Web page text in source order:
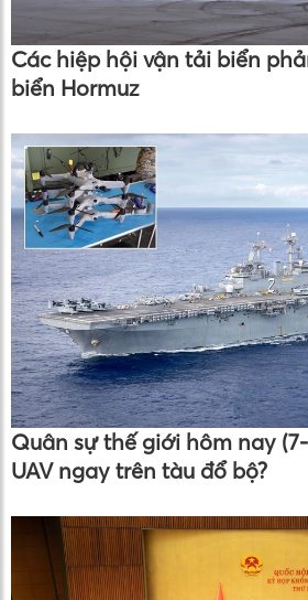
Các hiệp hội vận tải biển
biển Hormuz
Quân sự thế giới hôm nay
UAV ngay trên tàu đổ bộ?